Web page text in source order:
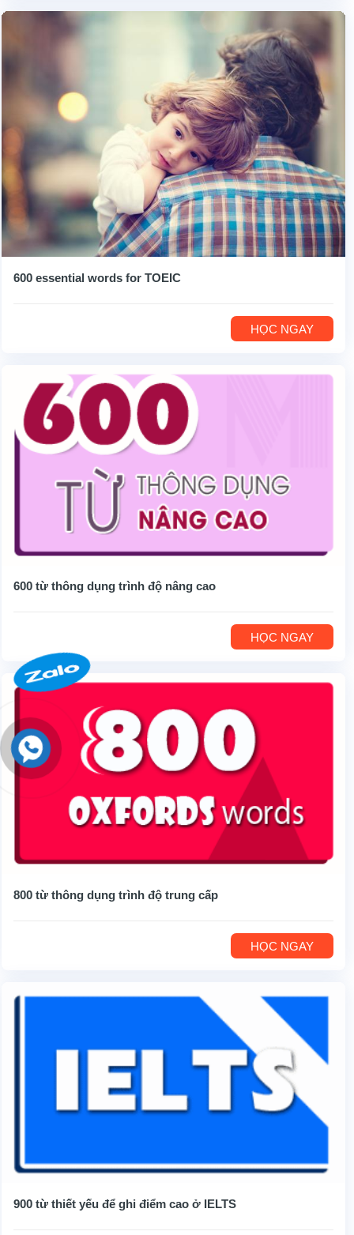
600 essential words for TOEIC
HỌC NGAY
600 từ thông dụng trình độ nâng cao
HỌC NGAY
800 từ thông dụng trình độ trung cấp
HỌC NGAY
900 từ thiết yếu để ghi điểm cao ở IELTS